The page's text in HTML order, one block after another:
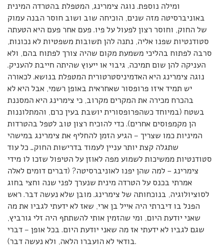
ומילה נוספת. נוגה צימרינג, המטפלת בהטרדה המינית
באוניברסיטה מזה שנים, הוכיחה שוב ושוב חוסר הבנה עמוק
של החוק, וחוסר רצון לפעול על פיו. פעם אחר פעם היא הטעתה
סטודנטיות שפנו אליה, נתנה להן תשובות משפטיות לא נכונות,
סרבה לפתוח בהליכי משמעת מקום שהיה צורך לפתוח בהם, ולא
העניקה להן שום תמיכה, גיבוי או ייעוץ שהיתה חייבת להעניק.
נוגה צימרינג היא האדמיניסטרטורית המטפלת בנושא. לכאורה
יש תמיד איזו פרופסור שאחראית באופן רשמי, אבל היא לא
בהכרח מכירה את המקרים מקרוב, כי צימרינג היא המסננת
בשטח (במיוחד כשהפרופסורית יושבת בעין כרם, והמתלוננות
הן מקמפוסים אחרים). כדי להוכיח רצון טוב לטפל בהטרדות
המיניות כמו שצריך – הגיע הזמן להחליף את צימרינג במישהי
שתגלה קצת יותר עניין לעמוד בדרישות החוק… כל עוד
סטודנטיות ממשיכות לשמוע מפה לאוזן על הטיפול שזכו לו מידי
צימרינג – למה שהן יפנו לאוניברסיטה? (דברים דומים לאלה
אמרתי בכנס על הטרדה מינית שנערך לפני שנה וחצי בחוג
לסוציולוגיה, בנוכחותה של צימרינג. מובן שלא נעשה דבר. ראש
הפנל בו דיברתי היה אייל בן ארי, שאז לא ידעתי לגביו את מה
שאני יודעת היום, ומי שהזמין אותי להשתתף היה זלי גורביץ,
שגם לגביו לא ידעתי אז מה שאני יודעת היום. בכל אופן – דברי
בודאי לא הועברו הלאה, ולא נעשה דבר).